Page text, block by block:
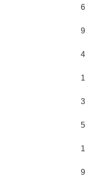
6
9
4
1
3
5
1
9